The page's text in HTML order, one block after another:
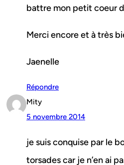
battre mon petit coeur
Merci encore et à très
Jaenelle
Répondre
Mity
5 novembre 2014
je suis conquise par le
torsades car je n’en ai